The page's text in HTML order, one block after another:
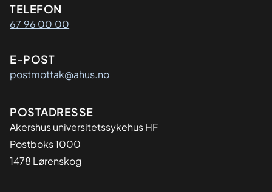
Kontaktinformasjon
TELEFON
67 96 00 00
E-POST
postmottak@ahus.no
Adresse
POSTADRESSE
Akershus universitetssykehus HF
Postboks 1000
1478 Lørenskog